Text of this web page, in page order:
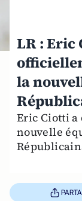
LR : Eric
la
Eric Ciotti
nouvelle